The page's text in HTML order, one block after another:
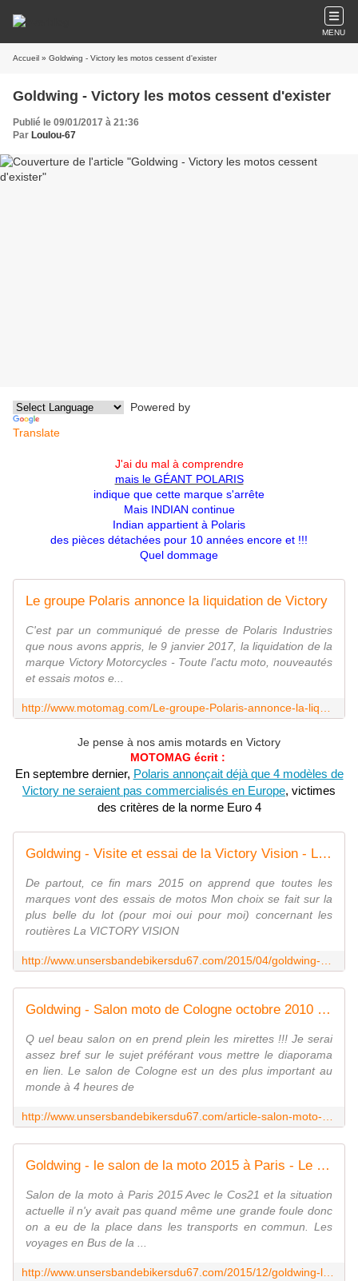
MENU
Accueil » Goldwing - Victory les motos cessent d'exister
Goldwing - Victory les motos cessent d'exister
Publié le 09/01/2017 à 21:36
Par Loulou-67
Powered by
Translate
J'ai du mal à comprendre
mais le GÉANT POLARIS
indique que cette marque s'arrête
Mais INDIAN continue
Indian appartient à Polaris
des pièces détachées pour 10 années encore et !!!
Quel dommage
Le groupe Polaris annonce la liquidation de Victory
C'est par un communiqué de presse de Polaris Industries
que nous avons appris, le 9 janvier 2017, la liquidation de la
marque Victory Motorcycles - Toute l'actu moto, nouveautés
et essais motos e...
Je pense à nos amis motards en Victory
MOTOMAG écrit :
En septembre dernier, Polaris annonçait déjà que 4 modèles de
Victory ne seraient pas commercialisés en Europe, victimes
des critères de la norme Euro 4
Goldwing - Visite et essai de la Victory Vision - Le blog de UNSER'S BANDE DE BIKERS du 67
De partout, ce fin mars 2015 on apprend que toutes les
marques vont des essais de motos Mon choix se fait sur la
plus belle du lot (pour moi oui pour moi) concernant les
routières La VICTORY VISION
Goldwing - Salon moto de Cologne octobre 2010 - Le blog de UNSER'S BANDE DE BIKERS du 67
Q uel beau salon on en prend plein les mirettes !!! Je serai
assez bref sur le sujet préférant vous mettre le diaporama
en lien. Le salon de Cologne est un des plus important au
monde à 4 heures de
Goldwing - le salon de la moto 2015 à Paris - Le blog de UNSER'S BANDE DE BIKERS du 67
Salon de la moto à Paris 2015 Avec le Cos21 et la situation
actuelle il n'y avait pas quand même une grande foule donc
on a eu de la place dans les transports en commun. Les
voyages en Bus de la ...